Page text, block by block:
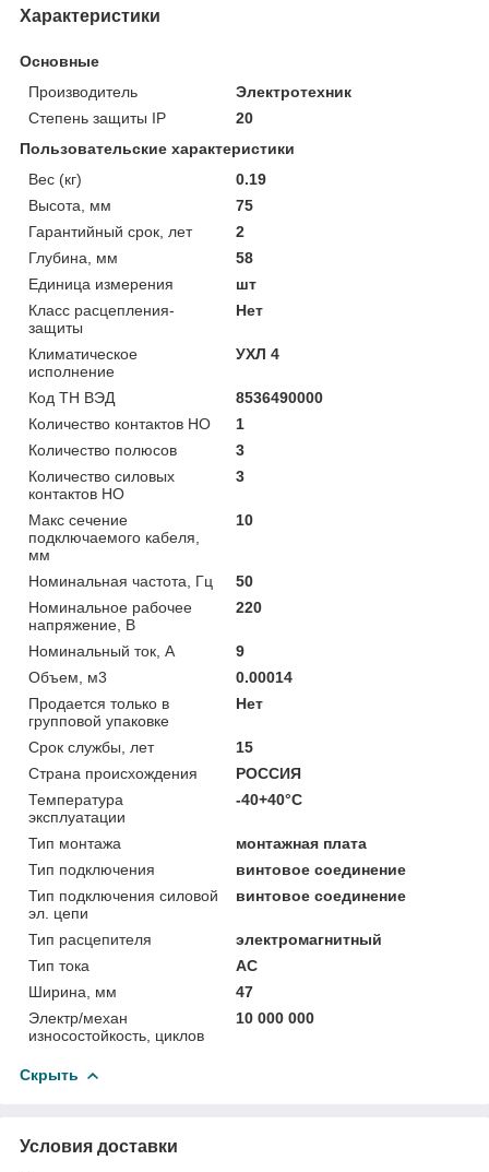
Характеристики
Основные
Производитель
Электротехник
Степень защиты IP
20
Пользовательские характеристики
Вес (кг)
0.19
Высота, мм
75
Гарантийный срок, лет
2
Глубина, мм
58
Единица измерения
шт
Класс расцепления-
защиты
Нет
Климатическое
исполнение
УХЛ 4
Код ТН ВЭД
8536490000
Количество контактов НО
1
Количество полюсов
3
Количество силовых
контактов НО
3
Макс сечение
подключаемого кабеля,
мм
10
Номинальная частота, Гц
50
Номинальное рабочее
напряжение, В
220
Номинальный ток, А
9
Объем, м3
0.00014
Продается только в
групповой упаковке
Нет
Срок службы, лет
15
Страна происхождения
РОССИЯ
Температура
эксплуатации
-40+40°C
Тип монтажа
монтажная плата
Тип подключения
винтовое соединение
Тип подключения силовой
эл. цепи
винтовое соединение
Тип расцепителя
электромагнитный
Тип тока
AC
Ширина, мм
47
Электр/механ
износостойкость, циклов
10 000 000
Скрыть
Условия доставки